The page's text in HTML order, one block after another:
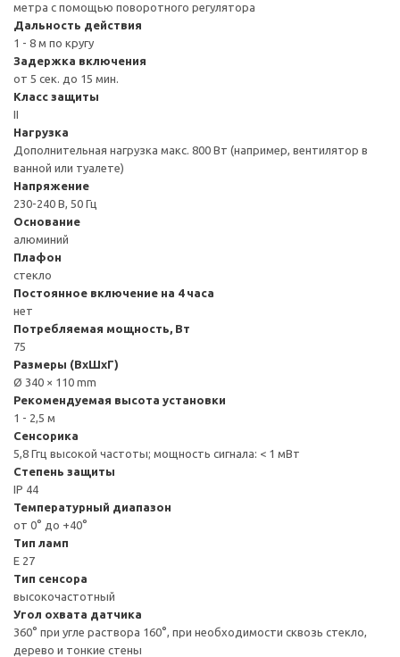
метра с помощью поворотного регулятора
Дальность действия
1 - 8 м по кругу
Задержка включения
от 5 сек. до 15 мин.
Класс защиты
II
Нагрузка
Дополнительная нагрузка макс. 800 Вт (например, вентилятор в
ванной или туалете)
Напряжение
230-240 В, 50 Гц
Основание
алюминий
Плафон
стекло
Постоянное включение на 4 часа
нет
Потребляемая мощность, Вт
75
Размеры (ВxШxГ)
Ø 340 × 110 mm
Рекомендуемая высота установки
1 - 2,5 м
Сенсорика
5,8 Ггц высокой частоты; мощность сигнала: < 1 мВт
Степень защиты
IP 44
Температурный диапазон
от 0° до +40°
Тип ламп
E 27
Тип сенсора
высокочастотный
Угол охвата датчика
360° при угле раствора 160°, при необходимости сквозь стекло,
дерево и тонкие стены